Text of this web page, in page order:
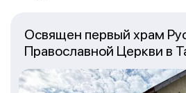
Освящен первый храм
Православной Церкви в